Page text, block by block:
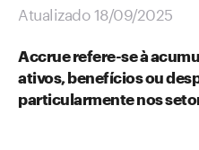
Atualizado 18/09/2025
Accrue refere-se à
ativos, benefícios ou
particularmente nos